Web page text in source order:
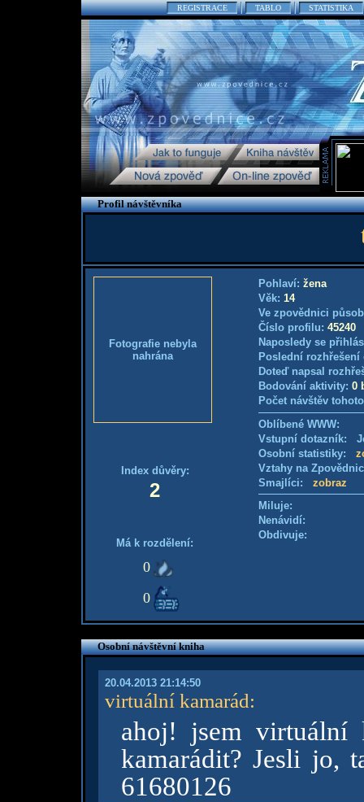
REGISTRACE TABLO STATISTIKA
Profil návštěvníka
Fotografie nebyla
nahrána
Index důvěry:
2
Má k rozdělení:
0
0
Pohlaví: žena
Věk: 14
Ve zpovědnici
Číslo profilu: 45240
Naposledy se
Poslední
Doteď napsal
Bodování aktivity: 0
Počet návštěv
Oblíbené WWW:
Vstupní dotazník:
Osobní statistiky:
Vztahy na
Smajlíci: zobraz
Miluje:
Nenávidí:
Obdivuje:
Osobní návštěvní kniha
20.04.2013 21:14:50
virtuální kamarád:
ahoj! jsem virtuální
kamarádit? Jesli jo,
61680126